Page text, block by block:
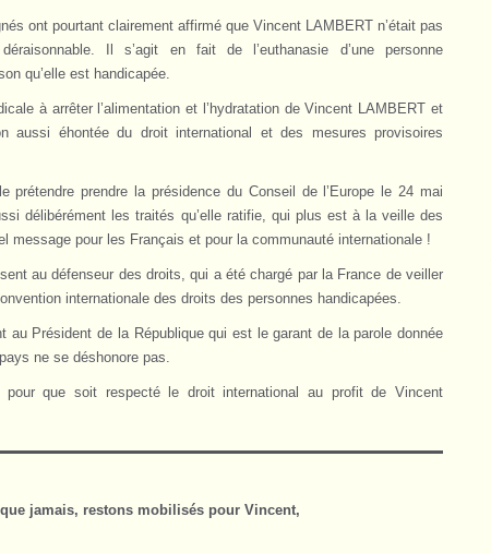
ont pourtant clairement affirmé que Vincent LAMBERT n’était pas
Il s’agit en fait de l’euthanasie d’une personne
qu’elle est handicapée.
à arrêter l’alimentation et l’hydratation de Vincent LAMBERT et
aussi éhontée du droit international et des mesures provisoires
prétendre prendre la présidence du Conseil de l’Europe le 24 mai
délibérément les traités qu’elle ratifie, qui plus est à la veille des
message pour les Français et pour la communauté internationale !
au défenseur des droits, qui a été chargé par la France de veiller
internationale des droits des personnes handicapées.
au Président de la République qui est le garant de la parole donnée
ne se déshonore pas.
que soit respecté le droit international au profit de Vincent
jamais, restons mobilisés pour Vincent,